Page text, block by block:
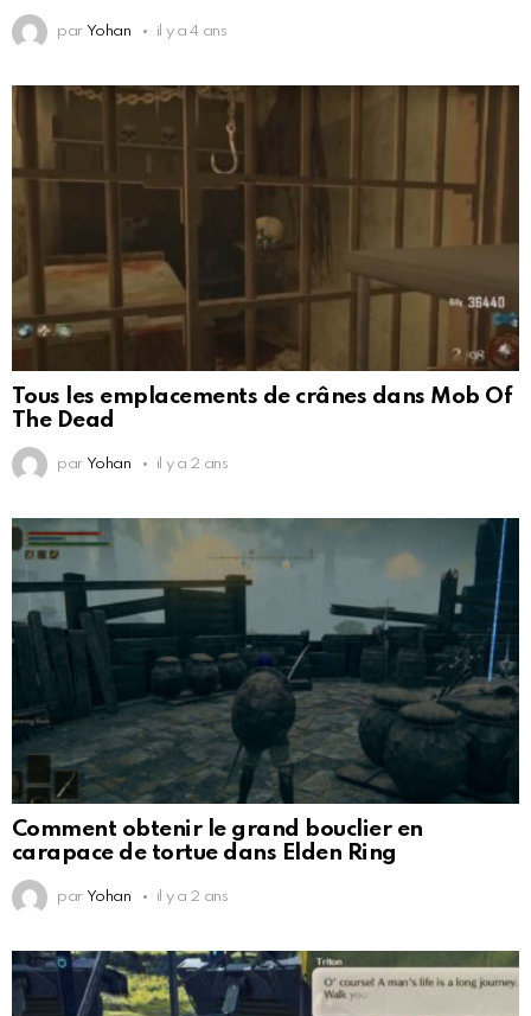
par Yohan il y a 4 ans
Tous les emplacements de crânes dans Mob Of
The Dead
par Yohan il y a 2 ans
Comment obtenir le grand bouclier en
carapace de tortue dans Elden Ring
par Yohan il y a 2 ans